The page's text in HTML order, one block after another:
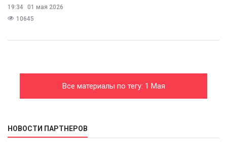
19:34
01 мая 2026
10645
Все материалы по тегу: 1 Мая
НОВОСТИ ПАРТНЕРОВ